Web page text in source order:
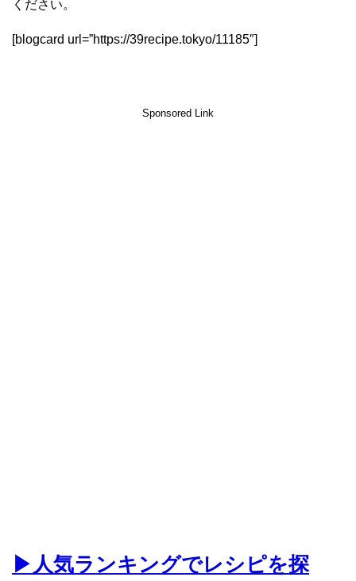
ください。
[blogcard url=”https://39recipe.tokyo/11185″]
Sponsored Link
▶人気ランキングでレシピを探